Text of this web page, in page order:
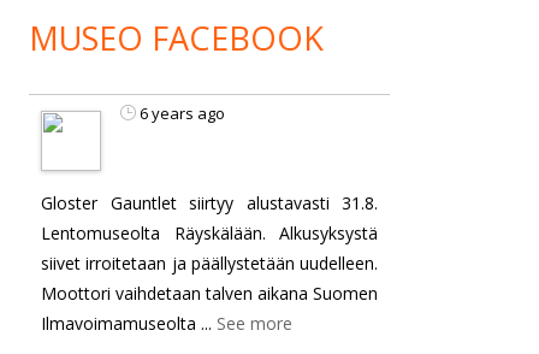
MUSEO FACEBOOK
6 years ago
Gloster Gauntlet siirtyy alustavasti 31.8.
Lentomuseolta Räyskälään. Alkusyksystä
siivet irroitetaan ja päällystetään uudelleen.
Moottori vaihdetaan talven aikana Suomen
Ilmavoimamuseolta ... See more